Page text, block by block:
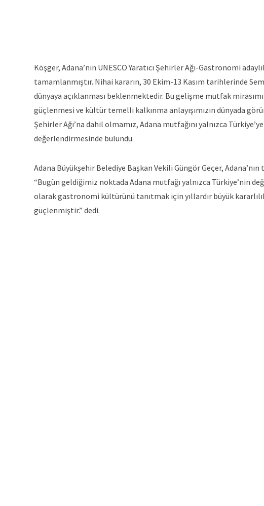
Köşger, Adana’nın UNESCO Yaratıcı Şehirler Ağı-Gastronomi
tamamlanmıştır. Nihai kararın, 30 Ekim-13 Kasım tarihlerinde
dünyaya açıklanması beklenmektedir. Bu gelişme mutfak
güçlenmesi ve kültür temelli kalkınma anlayışımızın dünyada
Şehirler Ağı’na dahil olmamız, Adana mutfağını yalnızca
değerlendirmesinde bulundu.
Adana Büyükşehir Belediye Başkan Vekili Güngör Geçer,
“Bugün geldiğimiz noktada Adana mutfağı yalnızca Türkiye’nin
olarak gastronomi kültürünü tanıtmak için yıllardır büyük
güçlenmiştir.” dedi.